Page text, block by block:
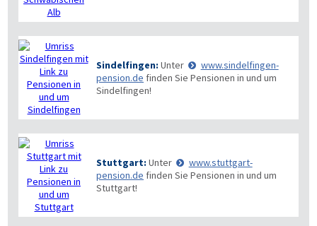
Sindelfingen: Unter
www.sindelfingen-
pension.de finden Sie Pensionen in und um
Sindelfingen!
Stuttgart: Unter
www.stuttgart-
pension.de finden Sie Pensionen in und um
Stuttgart!